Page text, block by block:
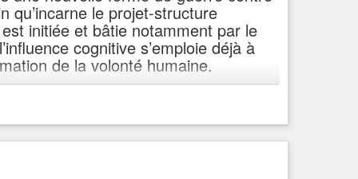
qu’incarne le projet-structure
initiée et bâtie notamment par le
cognitive s’emploie déjà à
de la volonté humaine.
mondiale des recherches
de chaque individu, ce qu’il
le contrôler…P. Baab: ‘Dans le
ne voulons pas changer la